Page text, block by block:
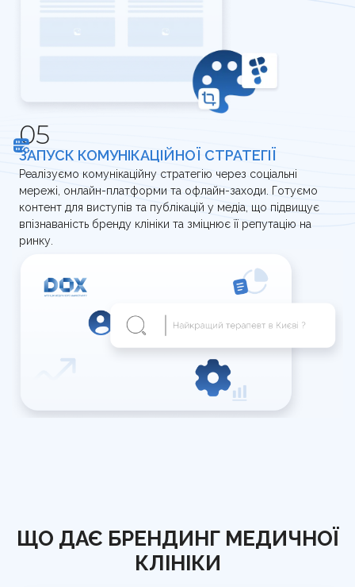
ЗАПУСК КОМУНІКАЦІЙНОЇ СТРАТЕГІЇ
Реалізуємо комунікаційну стратегію через соціальні
мережі, онлайн-платформи та офлайн-заходи. Готуємо
контент для виступів та публікацій у медіа, що підвищує
впізнаваність бренду клініки та зміцнює її репутацію на
ринку.
ЩО ДАЄ БРЕНДИНГ МЕДИЧНОЇ
КЛІНІКИ